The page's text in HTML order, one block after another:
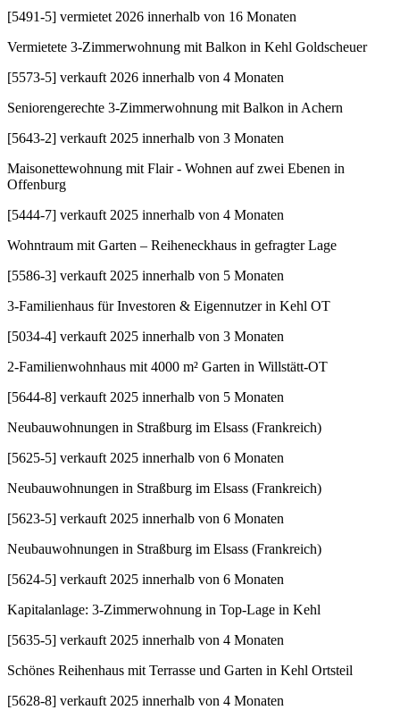
[5491-5] vermietet 2026 innerhalb von 16 Monaten
Vermietete 3-Zimmerwohnung mit Balkon in Kehl Goldscheuer
[5573-5] verkauft 2026 innerhalb von 4 Monaten
Seniorengerechte 3-Zimmerwohnung mit Balkon in Achern
[5643-2] verkauft 2025 innerhalb von 3 Monaten
Maisonettewohnung mit Flair - Wohnen auf zwei Ebenen in
Offenburg
[5444-7] verkauft 2025 innerhalb von 4 Monaten
Wohntraum mit Garten – Reiheneckhaus in gefragter Lage
[5586-3] verkauft 2025 innerhalb von 5 Monaten
3-Familienhaus für Investoren & Eigennutzer in Kehl OT
[5034-4] verkauft 2025 innerhalb von 3 Monaten
2-Familienwohnhaus mit 4000 m² Garten in Willstätt-OT
[5644-8] verkauft 2025 innerhalb von 5 Monaten
Neubauwohnungen in Straßburg im Elsass (Frankreich)
[5625-5] verkauft 2025 innerhalb von 6 Monaten
Neubauwohnungen in Straßburg im Elsass (Frankreich)
[5623-5] verkauft 2025 innerhalb von 6 Monaten
Neubauwohnungen in Straßburg im Elsass (Frankreich)
[5624-5] verkauft 2025 innerhalb von 6 Monaten
Kapitalanlage: 3-Zimmerwohnung in Top-Lage in Kehl
[5635-5] verkauft 2025 innerhalb von 4 Monaten
Schönes Reihenhaus mit Terrasse und Garten in Kehl Ortsteil
[5628-8] verkauft 2025 innerhalb von 4 Monaten